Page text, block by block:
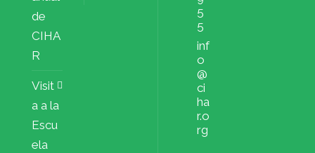
de
CIHA
R
Visit
a a la
Escu
ela
5
5
inf
o
@
ci
ha
r.o
rg